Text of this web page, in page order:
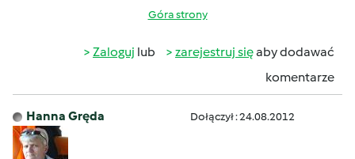
Góra strony
Zaloguj lub zarejestruj sięaby dodawać
komentarze
Hanna Gręda Dołączył : 24.08.2012